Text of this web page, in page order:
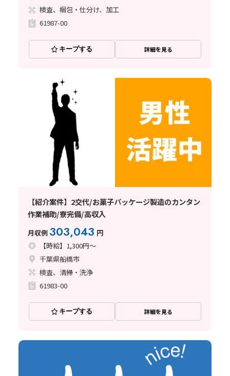
検査、梱包・仕分け、加工
61987-00
キープする 詳細を見る
【紹介案件】2交代/お菓子パッケージ製造のカンタン
作業補助/寮完備/高収入
月収例 303,043 円
【時給】1,300円～
千葉県船橋市
検査、清掃・洗浄
61983-00
キープする 詳細を見る